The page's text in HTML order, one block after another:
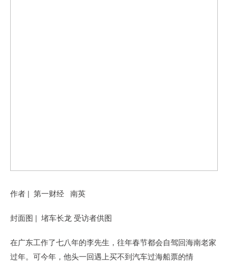
作者 | 第一财经 南英
封面图 | 堵车长龙 受访者供图
在广东工作了七八年的李先生，往年春节都会自驾回海南老家
过年。可今年，他头一回遇上买不到汽车过海船票的情